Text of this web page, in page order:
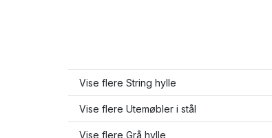
Vise flere String hylle
Vise flere Utemøbler i stål
Vise flere Grå hylle